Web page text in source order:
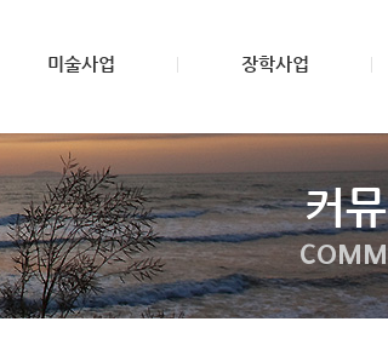
미술사업 장학사업
커